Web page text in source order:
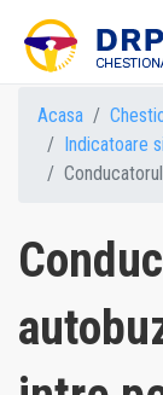
Acasa
Indicatoare